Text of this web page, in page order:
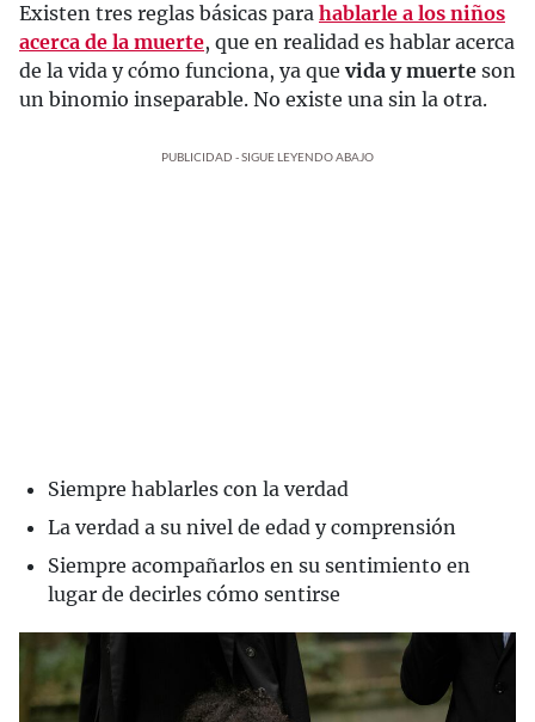
Existen tres reglas básicas para hablarle a los niños
acerca de la muerte, que en realidad es hablar acerca
de la vida y cómo funciona, ya que vida y muerte son
un binomio inseparable. No existe una sin la otra.
PUBLICIDAD - SIGUE LEYENDO ABAJO
Siempre hablarles con la verdad
La verdad a su nivel de edad y comprensión
Siempre acompañarlos en su sentimiento en
lugar de decirles cómo sentirse